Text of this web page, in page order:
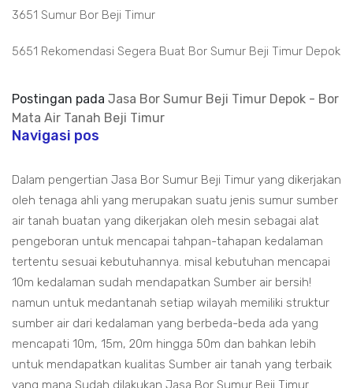
3651 Sumur Bor Beji Timur
5651 Rekomendasi Segera Buat Bor Sumur Beji Timur Depok
Postingan pada Jasa Bor Sumur Beji Timur Depok - Bor
Mata Air Tanah Beji Timur
Navigasi pos
Dalam pengertian Jasa Bor Sumur Beji Timur yang dikerjakan
oleh tenaga ahli yang merupakan suatu jenis sumur sumber
air tanah buatan yang dikerjakan oleh mesin sebagai alat
pengeboran untuk mencapai tahpan-tahapan kedalaman
tertentu sesuai kebutuhannya. misal kebutuhan mencapai
10m kedalaman sudah mendapatkan Sumber air bersih!
namun untuk medantanah setiap wilayah memiliki struktur
sumber air dari kedalaman yang berbeda-beda ada yang
mencapati 10m, 15m, 20m hingga 50m dan bahkan lebih
untuk mendapatkan kualitas Sumber air tanah yang terbaik
yang mana Sudah dilakukan Jasa Bor Sumur Beji Timur